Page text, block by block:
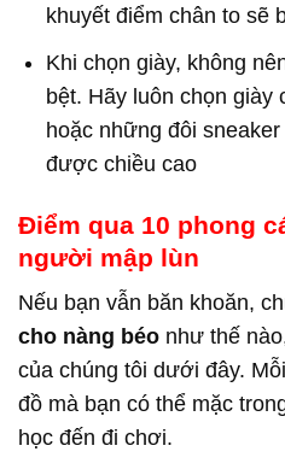
khuyết điểm chân to sẽ
Khi chọn giày, không
bệt. Hãy luôn chọn giày
hoặc những đôi
được chiều cao
Điểm qua 10 phong
người mập lùn
Nếu bạn vẫn băn khoăn,
cho nàng béo như thế
của chúng tôi dưới đây.
đồ mà bạn có thể mặc
học đến đi chơi.